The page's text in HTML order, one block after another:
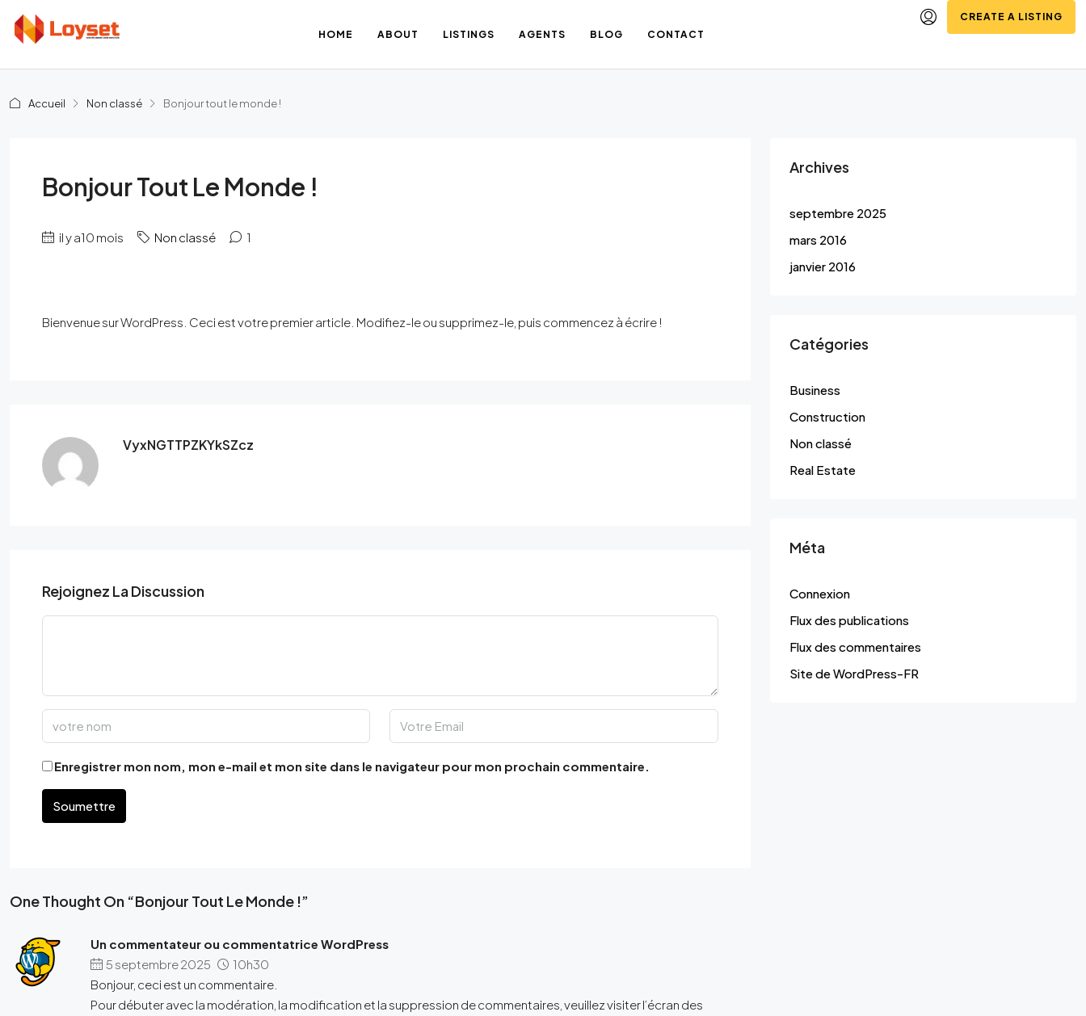
HOME ABOUT LISTINGS AGENTS BLOG CONTACT
CREATE A LISTING
Accueil Non classé Bonjour tout le monde !
Bonjour Tout Le Monde !
il y a10 mois Non classé 1
Bienvenue sur WordPress. Ceci est votre premier article. Modifiez-le ou supprimez-le, puis commencez à écrire !
VyxNGTTPZKYkSZcz
Rejoignez La Discussion
Enregistrer mon nom, mon e-mail et mon site dans le navigateur pour mon prochain commentaire.
Soumettre
One Thought On “Bonjour Tout Le Monde !”
Un commentateur ou commentatrice WordPress
5 septembre 2025
10h30
Bonjour, ceci est un commentaire.
Pour débuter avec la modération, la modification et la suppression de commentaires, veuillez visiter l’écran des
Archives
septembre 2025
mars 2016
janvier 2016
Catégories
Business
Construction
Non classé
Real Estate
Méta
Connexion
Flux des publications
Flux des commentaires
Site de WordPress-FR